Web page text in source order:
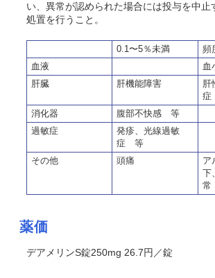
い、異常が認められた場合には投与を中止
処置を行うこと。
0.1〜5％未満
頻
血液
血
肝臓
肝機能障害
肝
症
消化器
腹部不快感 等
過敏症
発疹、光線過敏
症 等
その他
頭痛
ア
下
常
薬価
デアメリンS錠250mg 26.7円／錠